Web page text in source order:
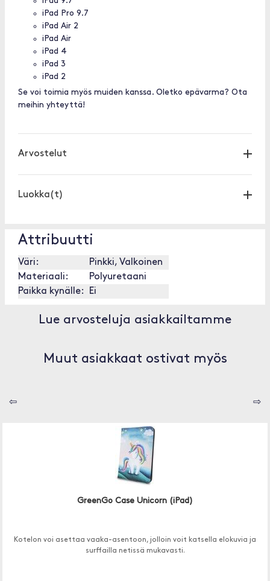
iPad Pro 9.7
iPad Air 2
iPad Air
iPad 4
iPad 3
iPad 2
Se voi toimia myös muiden kanssa. Oletko epävarma? Ota
meihin yhteyttä!
Arvostelut
Luokka(t)
Attribuutti
Väri:
Pinkki, Valkoinen
Materiaali:
Polyuretaani
Paikka kynälle:
Ei
Lue arvosteluja asiakkailtamme
Muut asiakkaat ostivat myös
⇦ ⇨
GreenGo Case Unicorn (iPad)
Kotelon voi asettaa vaaka-asentoon, jolloin voit katsella elokuvia ja
surffailla netissä mukavasti.